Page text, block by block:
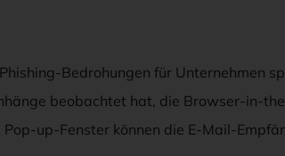
Bedrohungen für Unternehmen
beobachtet hat, die Browser-in-
up-Fenster können die E-Mail-